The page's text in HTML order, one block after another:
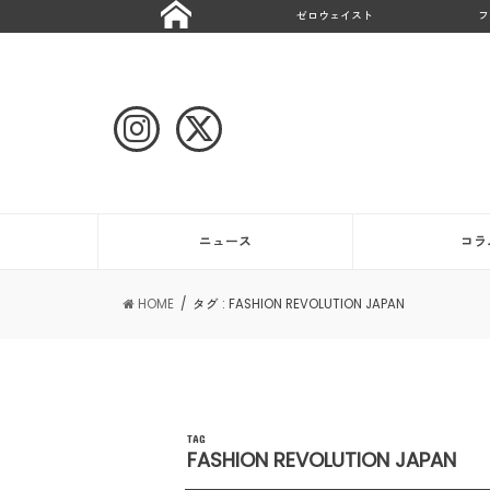
ゼロウェイスト
ニュース コ
HOME タグ : FASHION REVOLUTION JAPAN
TAG
FASHION REVOLUTION JAPAN